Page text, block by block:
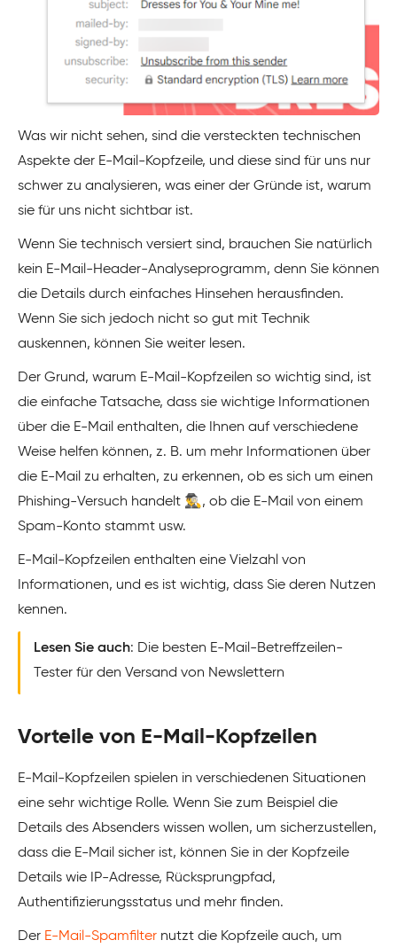
Was wir nicht sehen, sind die versteckten technischen
Aspekte der E-Mail-Kopfzeile, und diese sind für uns nur
schwer zu analysieren, was einer der Gründe ist, warum
sie für uns nicht sichtbar ist.
Wenn Sie technisch versiert sind, brauchen Sie natürlich
kein E-Mail-Header-Analyseprogramm, denn Sie können
die Details durch einfaches Hinsehen herausfinden.
Wenn Sie sich jedoch nicht so gut mit Technik
auskennen, können Sie weiter lesen.
Der Grund, warum E-Mail-Kopfzeilen so wichtig sind, ist
die einfache Tatsache, dass sie wichtige Informationen
über die E-Mail enthalten, die Ihnen auf verschiedene
Weise helfen können, z. B. um mehr Informationen über
die E-Mail zu erhalten, zu erkennen, ob es sich um einen
Phishing-Versuch handelt 🕵️‍♂️, ob die E-Mail von einem
Spam-Konto stammt usw.
E-Mail-Kopfzeilen enthalten eine Vielzahl von
Informationen, und es ist wichtig, dass Sie deren Nutzen
kennen.
Lesen Sie auch: Die besten E-Mail-Betreffzeilen-
Tester für den Versand von Newslettern
Vorteile von E-Mail-Kopfzeilen
E-Mail-Kopfzeilen spielen in verschiedenen Situationen
eine sehr wichtige Rolle. Wenn Sie zum Beispiel die
Details des Absenders wissen wollen, um sicherzustellen,
dass die E-Mail sicher ist, können Sie in der Kopfzeile
Details wie IP-Adresse, Rücksprungpfad,
Authentifizierungsstatus und mehr finden.
Der E-Mail-Spamfilter nutzt die Kopfzeile auch, um